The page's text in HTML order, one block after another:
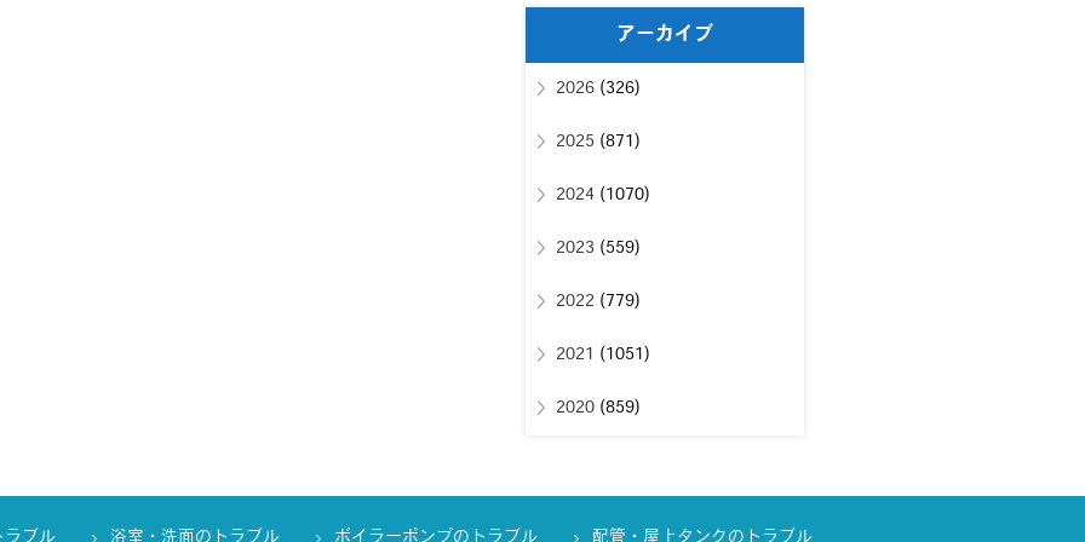
アーカイブ
2026(326)
2025 (871)
2024(1070)
2023 (559)
2022(779)
2021 (1051)
2020(859)
ラブル 浴室・洗面のトラブル ボイラーポンプのトラブル 配管・屋上タンクのトラブル